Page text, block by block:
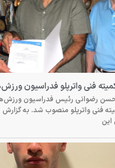
فنی واترپلو فدراسیون
رضوانی رئیس فدراسیون
فنی واترپلو منصوب شد. به گزارش